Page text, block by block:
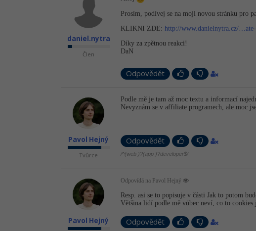
daniel.nytra
Člen
Prosím, podívej se na moji novou stránku pro
KLIKNI ZDE: http://www.danielnytra.cz/
Díky za zpětnou reakci!
DaN
Odpovědět
Pavol Hejný
Tvůrce
Podle mě je tam až moc textu a informací
Nevyznám se v affiliate programech, ale moc
Odpovědět
/^(web )?(app )?developer$/
Pavol Hejný
Odpovídá na Pavol Hejný
Resp. asi se to popisuje v části Jak to potom
Většina lidí podle mě vůbec neví, co to cookies
Odpovědět